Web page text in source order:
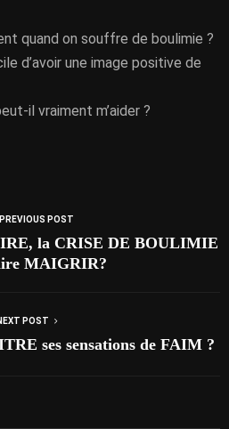
quand on souffre de boulimie ?
d’avoir une image positive de
il vraiment m’aider ?
PREVIOUS POST
la CRISE DE BOULIMIE
MAIGRIR?
POST
ses sensations de FAIM ?